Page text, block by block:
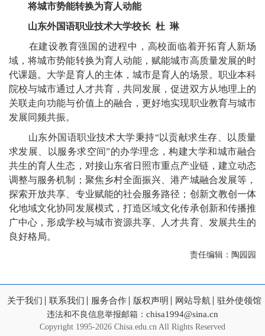
将城市势能转换为育人动能
山东外国语职业技术大学校长 杜 琳
在建设教育强国的进程中，高校面临着开拓育人新场
域，将城市势能转换为育人动能，赋能城市高质量发展的时
代课题。大学是育人的主体，城市是育人的场景。职业本科
院校与城市通过人才共育，共同发展，促进双方从地理上的
关联走向功能与价值上的融合，更好地实现职业教育与城市
发展同频共振。
山东外国语职业技术大学秉持“以贡献求生存、以质量
求发展、以服务求空间”的办学理念，构建大学和城市融合
共生的育人生态，对接山东省日照市重点产业链，建立动态
调整与服务机制；聚焦乡村全面振兴、港产城融合发展等，
探索开放共享、专业赋能的社会服务路径；创新文教创一体
化地域文化协同发展模式，打造区域文化传承创新和传播推
广中心，形成学校与城市资源共享、人才共育、发展共生的
良好格局。
责任编辑：陶园园
关于我们 联系我们 服务合作 版权声明 网站导航 驻外使领馆
违法和不良信息举报邮箱： chisa1994@sina.cn
Copyright 1995-2026 Chisa.edu.cn All Rights Reserved